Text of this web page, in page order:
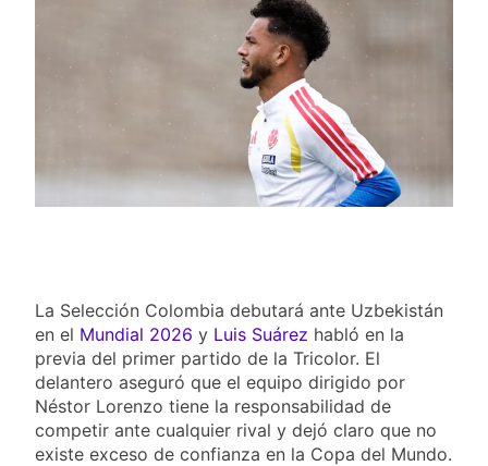
goleó 7-0 a Boyacá Chicó y es
líder de la Liga BetPlay
5 Días Ago
Vuelve la Premier League:
arranca el 21 de agosto con el
Arsenal campeón abriendo
ante el Coventry
Escándalo en Montería: el
debut de Nacional se suspendió
por disturbios cuando ganaba
3-0 a Jaguares
5 Días Ago
La Selección Colombia debutará ante Uzbekistán
en el Mundial 2026 y Luis Suárez habló en la
previa del primer partido de la Tricolor. El
delantero aseguró que el equipo dirigido por
Néstor Lorenzo tiene la responsabilidad de
competir ante cualquier rival y dejó claro que no
existe exceso de confianza en la Copa del Mundo.